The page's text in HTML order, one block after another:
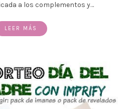
a los complementos y…
LEER MÁS